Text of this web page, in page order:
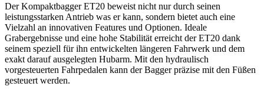
Der Kompaktbagger ET20 beweist nicht nur durch seinen
leistungsstarken Antrieb was er kann, sondern bietet auch eine
Vielzahl an innovativen Features und Optionen. Ideale
Grabergebnisse und eine hohe Stabilität erreicht der ET20 dank
seinem speziell für ihn entwickelten längeren Fahrwerk und dem
exakt darauf ausgelegten Hubarm. Mit den hydraulisch
vorgesteuerten Fahrpedalen kann der Bagger präzise mit den Füßen
gesteuert werden.